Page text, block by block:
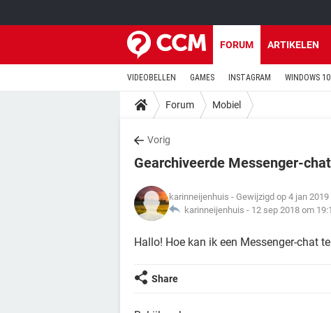
FORUM ARTIKELEN
VIDEOBELLEN GAMES INSTAGRAM WINDOWS 10
Forum Mobiel
Vorig
Gearchiveerde Messenger-
karinneijenhuis - Gewijzigd op 4 jan 2019
karinneijenhuis - 12 sep 2018 om
Hallo! Hoe kan ik een Messenger-chat
Share